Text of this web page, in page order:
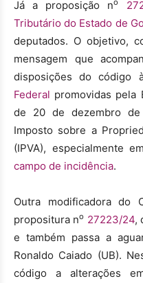
Já a proposição no
Tributário do Estado de
deputados. O objetivo,
mensagem que
disposições do código
Federal promovidas pela
de 20 de dezembro
Imposto sobre a
(IPVA), especialmente
campo de incidência.
Outra modificadora do
propositura no 27223/24,
e também passa a
Ronaldo Caiado (UB).
código a alterações